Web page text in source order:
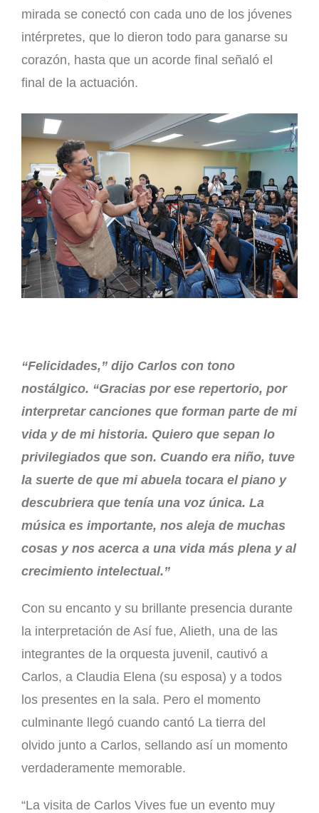
mirada se conectó con cada uno de los jóvenes
intérpretes, que lo dieron todo para ganarse su
corazón, hasta que un acorde final señaló el
final de la actuación.
“Felicidades,” dijo Carlos con tono
nostálgico. “Gracias por ese repertorio, por
interpretar canciones que forman parte de mi
vida y de mi historia. Quiero que sepan lo
privilegiados que son. Cuando era niño, tuve
la suerte de que mi abuela tocara el piano y
descubriera que tenía una voz única. La
música es importante, nos aleja de muchas
cosas y nos acerca a una vida más plena y al
crecimiento intelectual.”
Con su encanto y su brillante presencia durante
la interpretación de Así fue, Alieth, una de las
integrantes de la orquesta juvenil, cautivó a
Carlos, a Claudia Elena (su esposa) y a todos
los presentes en la sala. Pero el momento
culminante llegó cuando cantó La tierra del
olvido junto a Carlos, sellando así un momento
verdaderamente memorable.
“La visita de Carlos Vives fue un evento muy